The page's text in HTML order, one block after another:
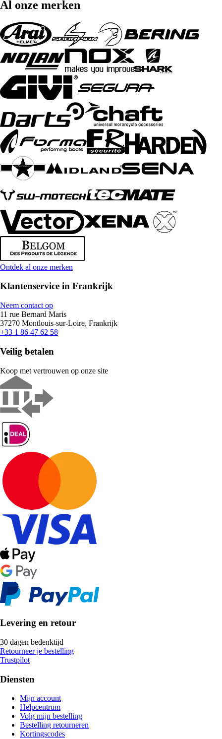
Al onze merken
Ontdek al onze merken
Klantenservice in Frankrijk
Neem contact op
11 rue Bernard Maris
37270 Montlouis-sur-Loire, Frankrijk
+33 1 86 47 62 58
Veilig betalen
Koop met vertrouwen op onze site
Levering en retour
30 dagen bedenktijd
Retourneer je bestelling
Trustpilot
Diensten
Mijn account
Helpcentrum
Volg mijn bestelling
Bestelling retourneren
Kortingscodes